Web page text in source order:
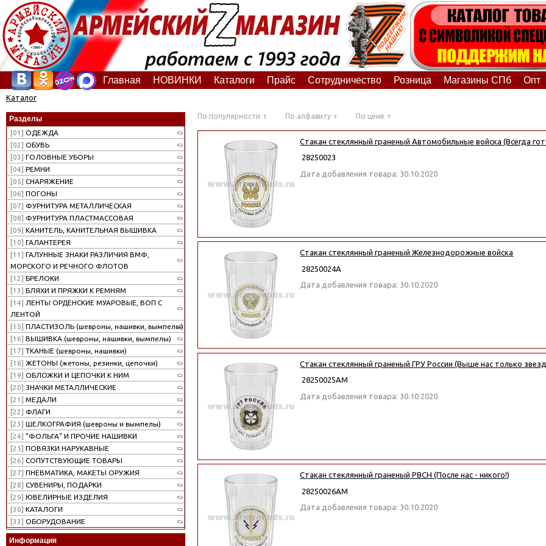
Главная НОВИНКИ Каталоги Прайс Сотрудничество Розница Магазины СПб Опт
Каталог
Разделы
[01] ОДЕЖДА
[02] ОБУВЬ
[03] ГОЛОВНЫЕ УБОРЫ
[04] РЕМНИ
[05] СНАРЯЖЕНИЕ
[06] ПОГОНЫ
[07] ФУРНИТУРА МЕТАЛЛИЧЕСКАЯ
[08] ФУРНИТУРА ПЛАСТМАССОВАЯ
[09] КАНИТЕЛЬ, КАНИТЕЛЬНАЯ ВЫШИВКА
[10] ГАЛАНТЕРЕЯ
[11] ГАЛУННЫЕ ЗНАКИ РАЗЛИЧИЯ ВМФ,
МОРСКОГО И РЕЧНОГО ФЛОТОВ
[12] БРЕЛОКИ
[13] БЛЯХИ И ПРЯЖКИ К РЕМНЯМ
[14] ЛЕНТЫ ОРДЕНСКИЕ МУАРОВЫЕ, ВОП С
ЛЕНТОЙ
[15] ПЛАСТИЗОЛЬ (шевроны, нашивки, вымпелы)
[16] ВЫШИВКА (шевроны, нашивки, вымпелы)
[17] ТКАНЫЕ (шевроны, нашивки)
[18] ЖЕТОНЫ (жетоны, резинки, цепочки)
[19] ОБЛОЖКИ И ЦЕПОЧКИ К НИМ
[20] ЗНАЧКИ МЕТАЛЛИЧЕСКИЕ
[21] МЕДАЛИ
[22] ФЛАГИ
[23] ШЕЛКОГРАФИЯ (шевроны и вымпелы)
[24] "ФОЛЬГА" И ПРОЧИЕ НАШИВКИ
[25] ПОВЯЗКИ НАРУКАВНЫЕ
[26] СОПУТСТВУЮЩИЕ ТОВАРЫ
[27] ПНЕВМАТИКА, МАКЕТЫ ОРУЖИЯ
[28] СУВЕНИРЫ, ПОДАРКИ
[29] ЮВЕЛИРНЫЕ ИЗДЕЛИЯ
[30] КАТАЛОГИ
[33] ОБОРУДОВАНИЕ
Информация
По популярности По алфавиту По цене
Стакан стеклянный граненый Автомобильные войска (Всегда
28250023
Дата добавления товара: 30.10.2020
Стакан стеклянный граненый Железнодорожные войска
28250024А
Дата добавления товара: 30.10.2020
Стакан стеклянный граненый ГРУ России (Выше нас только
28250025АМ
Дата добавления товара: 30.10.2020
Стакан стеклянный граненый РВСН (После нас - никого!)
28250026АМ
Дата добавления товара: 30.10.2020